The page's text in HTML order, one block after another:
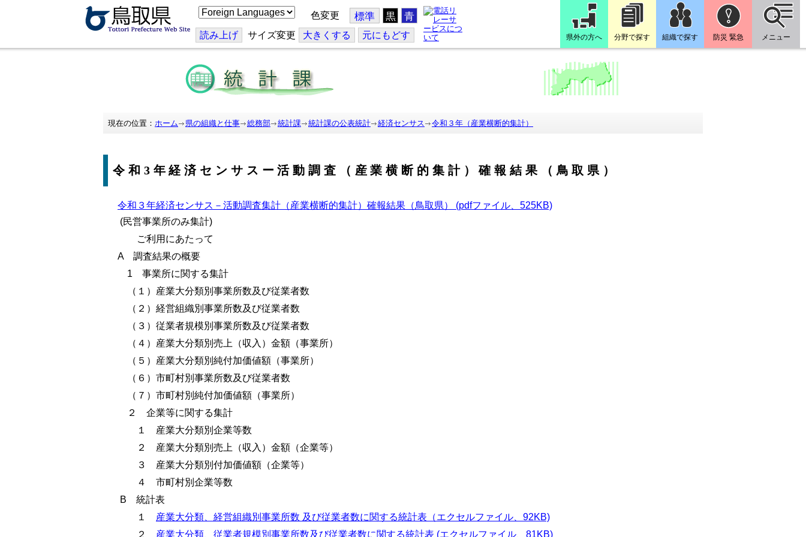
こ
の
ジ
を
訳
す
る
色変更 標準 黒 青
読み上げ サイズ変更 大きくする 元にもどす 県外の方へ 分野で探す 組織で探す 防災 緊急 メニュー
現在の位置： ホーム 県の組織と仕事 総務部 統計課 統計課の公表統計 経済センサス 令和３年（産業横断的集計）
令和3年経済センサスー活動調査（産業横断的集計）確報結果（鳥取県）
令和３年経済センサス－活動調査集計（産業横断的集計）確報結果（鳥取県） (pdfファイル、525KB)
(民営事業所のみ集計)
ご利用にあたって
A 調査結果の概要
1 事業所に関する集計
（１）産業大分類別事業所数及び従業者数
（２）経営組織別事業所数及び従業者数
（３）従業者規模別事業所数及び従業者数
（４）産業大分類別売上（収入）金額（事業所）
（５）産業大分類別純付加価値額（事業所）
（６）市町村別事業所数及び従業者数
（７）市町村別純付加価値額（事業所）
２ 企業等に関する集計
１ 産業大分類別企業等数
２ 産業大分類別売上（収入）金額（企業等）
３ 産業大分類別付加価値額（企業等）
４ 市町村別企業等数
B 統計表
１ 産業大分類、経営組織別事業所数 及び従業者数に関する統計表（エクセルファイル、92KB)
２ 産業大分類、従業者規模別事業所数及び従業者数に関する統計表 (エクセルファイル、81KB)